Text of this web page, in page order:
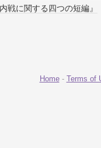
戦に関する四つの短編』
Home- Terms of